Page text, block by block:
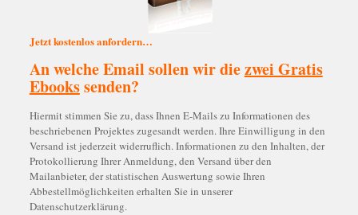
Jetzt kostenlos anfordern…
An welche Email sollen wir diezwei Gratis
Ebookssenden?
Hiermit stimmen Sie zu, dass Ihnen E-Mails zu Informationen des
beschriebenen Projektes zugesandt werden. Ihre Einwilligung in den
Versand ist jederzeit widerruflich. Informationen zu den Inhalten, der
Protokollierung Ihrer Anmeldung, den Versand über den
Mailanbieter, der statistischen Auswertung sowie Ihren
Abbestellmöglichkeiten erhalten Sie in unserer
Datenschutzerklärung.